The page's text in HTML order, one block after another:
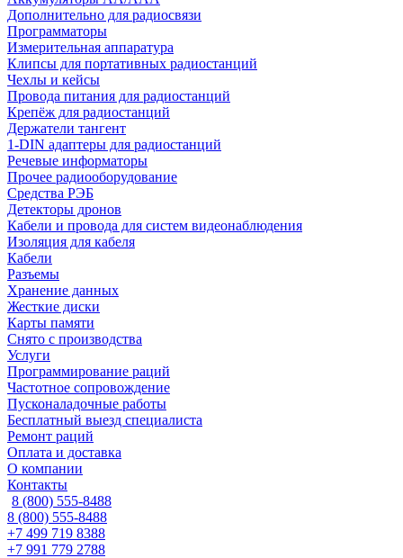
Дополнительно для радиосвязи
Программаторы
Измерительная аппаратура
Клипсы для портативных радиостанций
Чехлы и кейсы
Провода питания для радиостанций
Крепёж для радиостанций
Держатели тангент
1-DIN адаптеры для радиостанций
Речевые информаторы
Прочее радиооборудование
Средства РЭБ
Детекторы дронов
Кабели и провода для систем видеонаблюдения
Изоляция для кабеля
Кабели
Разъемы
Хранение данных
Жесткие диски
Карты памяти
Снято с производства
Услуги
Программирование раций
Частотное сопровождение
Пусконаладочные работы
Бесплатный выезд специалиста
Ремонт раций
Оплата и доставка
О компании
Контакты
8 (800) 555-8488
8 (800) 555-8488
+7 499 719 8388
+7 991 779 2788